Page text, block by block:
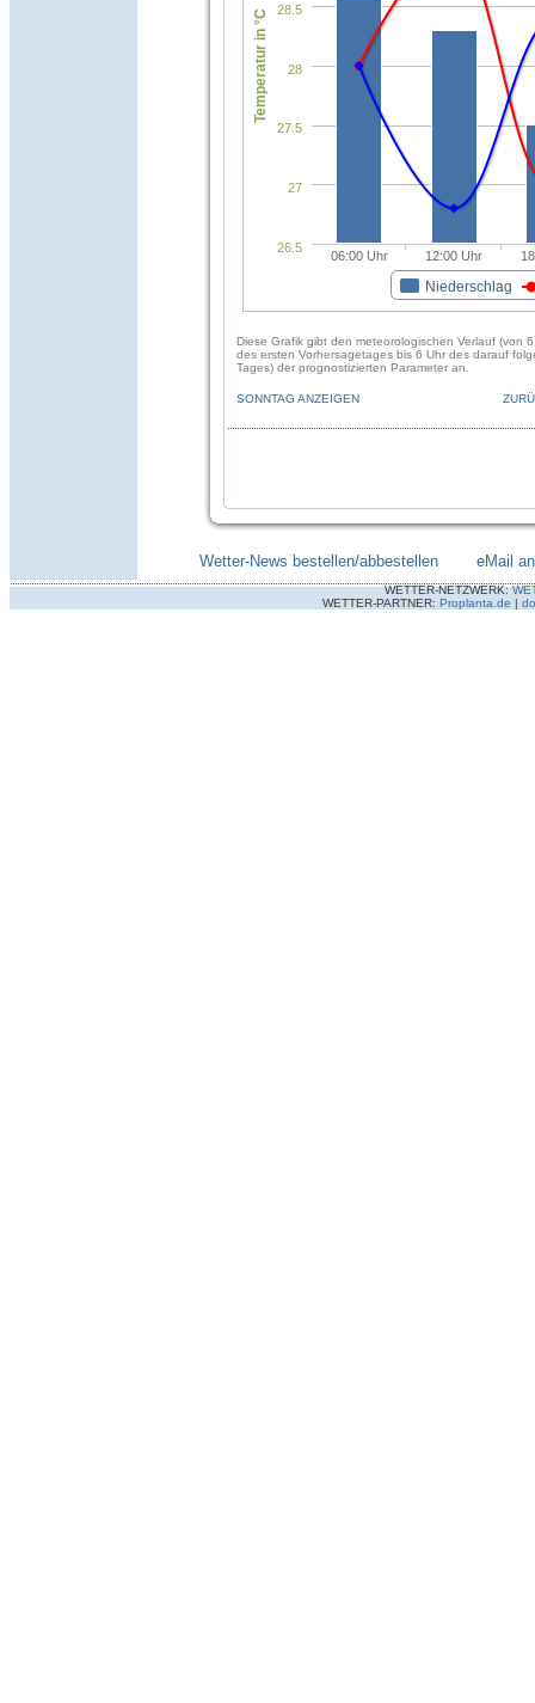
Temperatur in °C
Niederschlag
06:00 Uhr 12:00 Uhr
26.5
27
27.5
28
28.5
Diese Grafik gibt den meteorologischen Verlauf (von
des ersten Vorhersagetages bis 6 Uhr des darauf
Tages) der prognostizierten Parameter an.
SONNTAG ANZEIGEN
Wetter-News bestellen/abbestellen eMail
WETTER-NETZWERK:
WETTER-PARTNER: Proplanta.de |